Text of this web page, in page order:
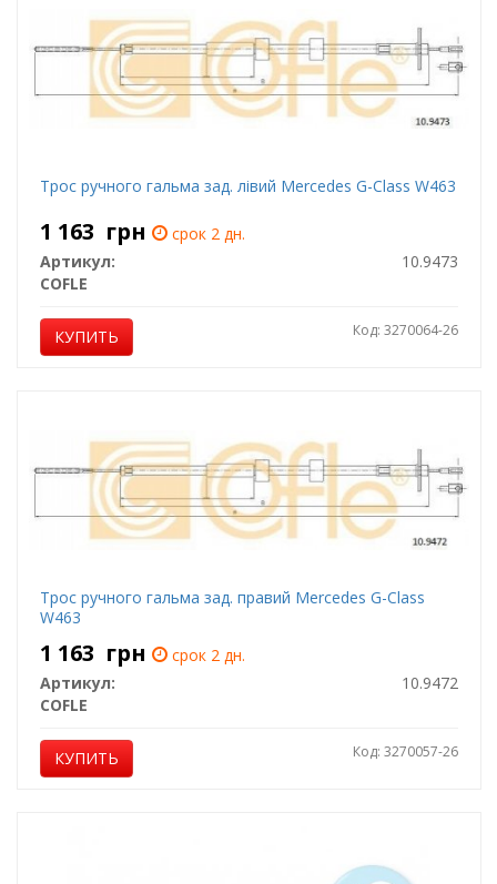
Трос ручного гальма зад. лівий Mercedes G-Class W463
1 163 грн
срок 2 дн.
Артикул:
10.9473
COFLE
КУПИТЬ Код: 3270064-26
Трос ручного гальма зад. правий Mercedes G-Class
W463
1 163 грн
срок 2 дн.
Артикул:
10.9472
COFLE
КУПИТЬ Код: 3270057-26